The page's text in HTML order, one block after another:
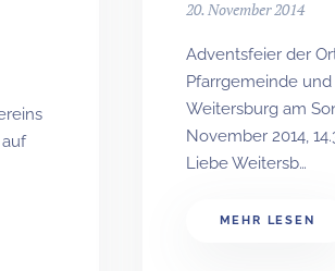
20. November 2014
Adventsfeier der
Pfarrgemeinde
Weitersburg am
November 2014,
Liebe Weitersb…
MEHR LESEN